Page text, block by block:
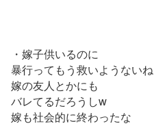
・嫁子供いるのに
暴行ってもう救いようないね
嫁の友人とかにも
バレてるだろうしw
嫁も社会的に終わったな